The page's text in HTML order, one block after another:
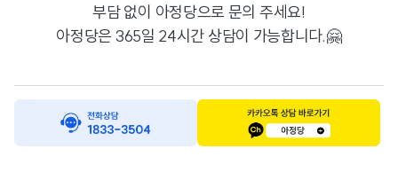
부담 없이 아정당으로 문의 주세요!
아정당은 365일 24시간 상담이 가능합니다.🤗